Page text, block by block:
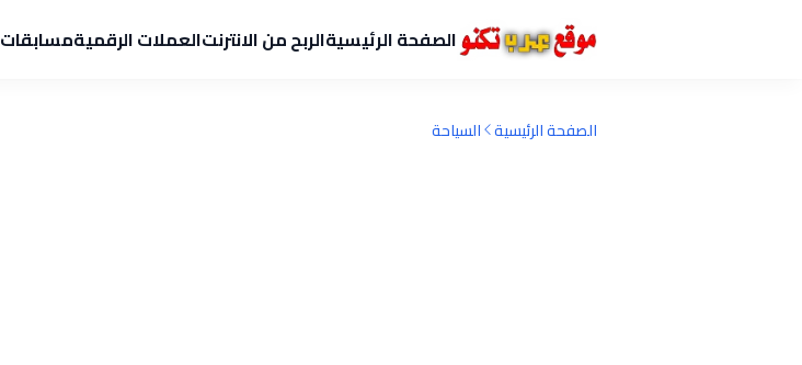
الصفحة الرئيسيةالربح من الانترنتالعملات الرقميةمسابقات
الصفحة الرئيسية السياحة